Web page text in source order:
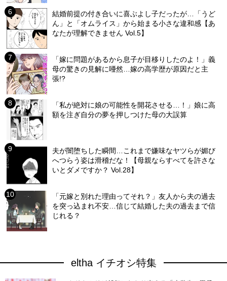
結婚前提の付き合いに喜ぶよし子だったが…「うど
ん」と「オムライス」から始まる小さな違和感【あ
なたが理解できません Vol.5】
「嫁に問題があるから息子が目移りしたのよ！」義
母の驚きの見解に唖然…嫁の高学歴が原因だと主
張!?
「私が絶対に娘の可能性を開花させる…！」娘に高
額を注ぎ自分の夢を押しつけた母の大誤算
夫が闇堕ちした瞬間…これまで嫌味なヤツらが媚び
へつらう姿は滑稽だな！【母親ならすべてを許さな
いとダメですか？ Vol.28】
「元嫁と別れた理由ってそれ？」友人から夫の過去
を突っ込まれ不安…信じて結婚した夫の過去まで信
じれる？
eltha イチオシ特集